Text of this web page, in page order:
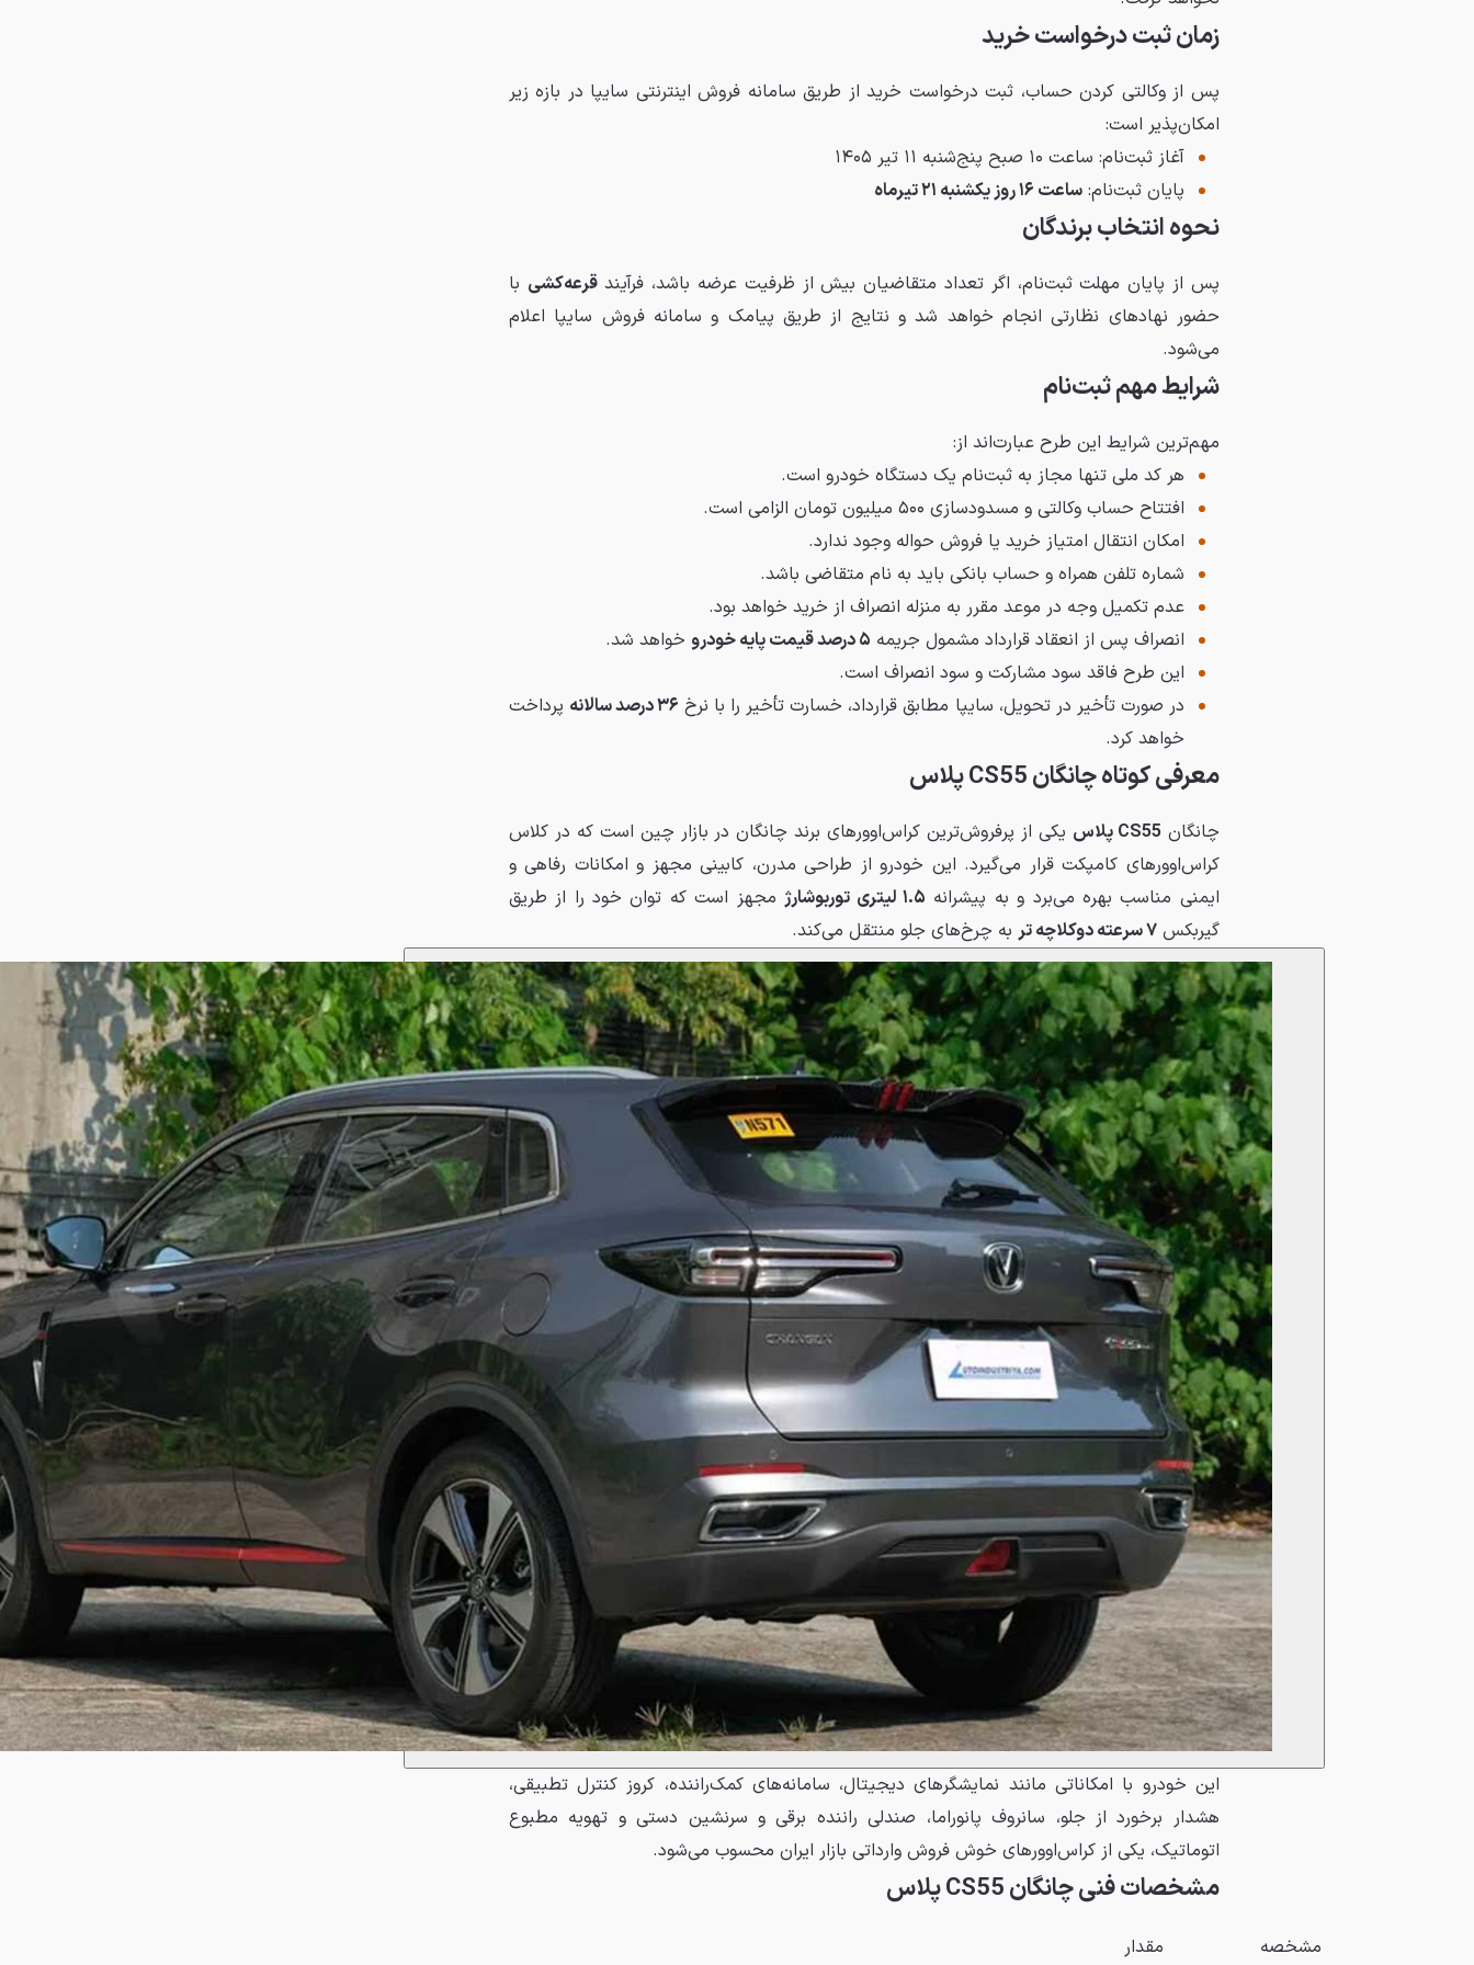
زمان ثبت درخواست خرید
پس از وکالتی کردن حساب، ثبت درخواست خرید از طریق سامانه فروش اینترنتی سایپا در بازه زیر
امکان‌پذیر است:
آغاز ثبت‌نام: ساعت ۱۰ صبح پنج‌شنبه ۱۱ تیر ۱۴۰۵
پایان ثبت‌نام:ساعت ۱۶ روز یکشنبه ۲۱ تیرماه
نحوه انتخاب برندگان
پس از پایان مهلت ثبت‌نام، اگر تعداد متقاضیان بیش از ظرفیت عرضه باشد، فرآیندقرعه‌کشی با
حضور نهادهای نظارتی انجام خواهد شد و نتایج از طریق پیامک و سامانه فروش سایپا اعلام
می‌شود.
شرایط مهم ثبت‌نام
مهم‌ترین شرایط این طرح عبارت‌اند از:
هر کد ملی تنها مجاز به ثبت‌نام یک دستگاه خودرو است.
افتتاح حساب وکالتی و مسدودسازی ۵۰۰ میلیون تومان الزامی است.
امکان انتقال امتیاز خرید یا فروش حواله وجود ندارد.
شماره تلفن همراه و حساب بانکی باید به نام متقاضی باشد.
عدم تکمیل وجه در موعد مقرر به منزله انصراف از خرید خواهد بود.
انصراف پس از انعقاد قرارداد مشمول جریمه ۵ درصد قیمت پایه خودرو
خواهد شد.
این طرح فاقد سود مشارکت و سود انصراف است.
در صورت تأخیر در تحویل، سایپا مطابق قرارداد، خسارت تأخیر را با نرخ ۳۶ درصد سالانه
پرداخت
خواهد کرد.
معرفی کوتاه چانگان CS55 پلاس
چانگان CS55 پلاس
یکی از پرفروش‌ترین کراس‌اوورهای برند چانگان در بازار چین است که در کلاس
کراس‌اوورهای کامپکت قرار می‌گیرد. این خودرو از طراحی مدرن، کابینی مجهز و امکانات رفاهی و
ایمنی مناسب بهره می‌برد و به پیشرانه ۱.۵ لیتری توربوشارژ
مجهز است که توان خود را از طریق
گیربکس۷ سرعته دوکلاچه تر به چرخ‌های جلو منتقل می‌کند.
این خودرو با امکاناتی مانند نمایشگرهای دیجیتال، سامانه‌های کمک‌راننده، کروز کنترل تطبیقی،
هشدار برخورد از جلو، سانروف پانوراما، صندلی راننده برقی و سرنشین دستی و تهویه مطبوع
اتوماتیک، یکی از کراس‌اوورهای خوش فروش وارداتی بازار ایران محسوب می‌شود.
مشخصات فنی چانگان CS55 پلاس
مشخصه مقدار